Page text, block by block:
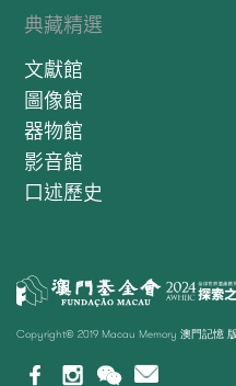
典藏精選
文獻館
圖像館
器物館
影音館
口述歷史
Copyright© 2019 Macau Memory 澳門記憶